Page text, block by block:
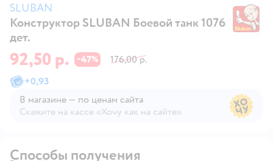
SLUBAN
Конструктор SLUBAN Боевой танк 1076
дет.
92,50 р. −47%
176,00 р.
+0,93
В магазине — по ценам сайта
Скажите на кассе «Хочу как на сайте»
Способы получения